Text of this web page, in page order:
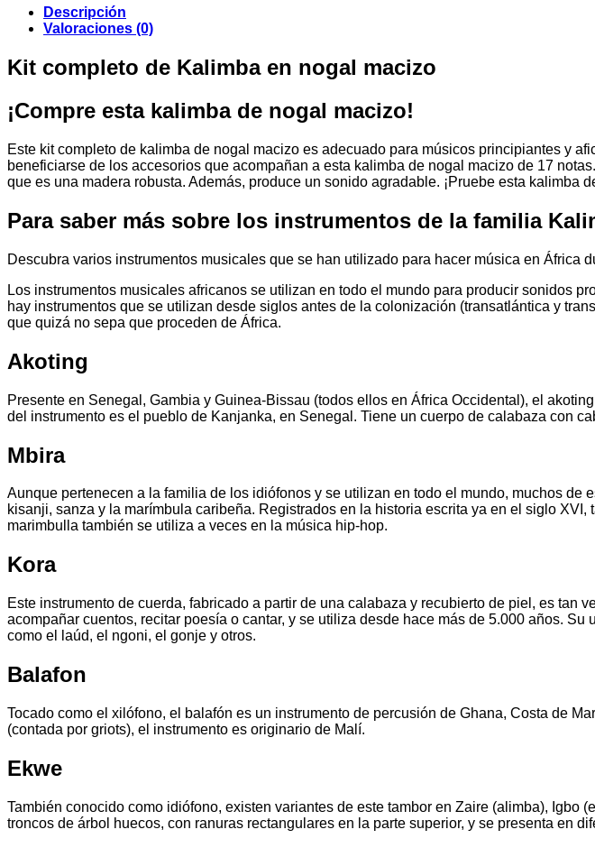
Descripción
Valoraciones (0)
Kit completo de Kalimba en nogal macizo
¡Compre esta kalimba de nogal macizo!
Este kit completo de kalimba de nogal macizo es adecuado para músicos principiantes y
beneficiarse de los accesorios que acompañan a esta kalimba de nogal macizo de 17
que es una madera robusta. Además, produce un sonido agradable. ¡Pruebe esta kalimba
Para saber más sobre los instrumentos de la familia
Descubra varios instrumentos musicales que se han utilizado para hacer música en África
Los instrumentos musicales africanos se utilizan en todo el mundo para producir sonidos
hay instrumentos que se utilizan desde siglos antes de la colonización (transatlántica y
que quizá no sepa que proceden de África.
Akoting
Presente en Senegal, Gambia y Guinea-Bissau (todos ellos en África Occidental), el
del instrumento es el pueblo de Kanjanka, en Senegal. Tiene un cuerpo de calabaza con
Mbira
Aunque pertenecen a la familia de los idiófonos y se utilizan en todo el mundo, muchos
kisanji, sanza y la marímbula caribeña. Registrados en la historia escrita ya en el siglo
marimbulla también se utiliza a veces en la música hip-hop.
Kora
Este instrumento de cuerda, fabricado a partir de una calabaza y recubierto de piel, es
acompañar cuentos, recitar poesía o cantar, y se utiliza desde hace más de 5.000 años.
como el laúd, el ngoni, el gonje y otros.
Balafon
Tocado como el xilófono, el balafón es un instrumento de percusión de Ghana, Costa de
(contada por griots), el instrumento es originario de Malí.
Ekwe
También conocido como idiófono, existen variantes de este tambor en Zaire (alimba),
troncos de árbol huecos, con ranuras rectangulares en la parte superior, y se presenta en